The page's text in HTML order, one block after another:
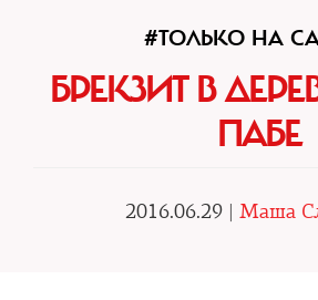
#ТОЛЬКО НА
БРЕКЗИТ В
ПАБЕ
2016.06.29 | Маша